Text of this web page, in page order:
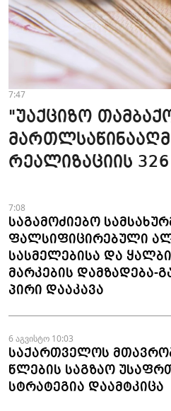
7:47
"უაქციზო
რეალიზაციის
მონაცემები
7:08
საგამოძიებო
ფალსიფიცირებული
სასმელებისა და
მარკების დამზადება-
პირი დააკავა
6 აგვისტო 10:03
საქართველოს
წლების საგზაო
სტრატეგია დაამტკიცა